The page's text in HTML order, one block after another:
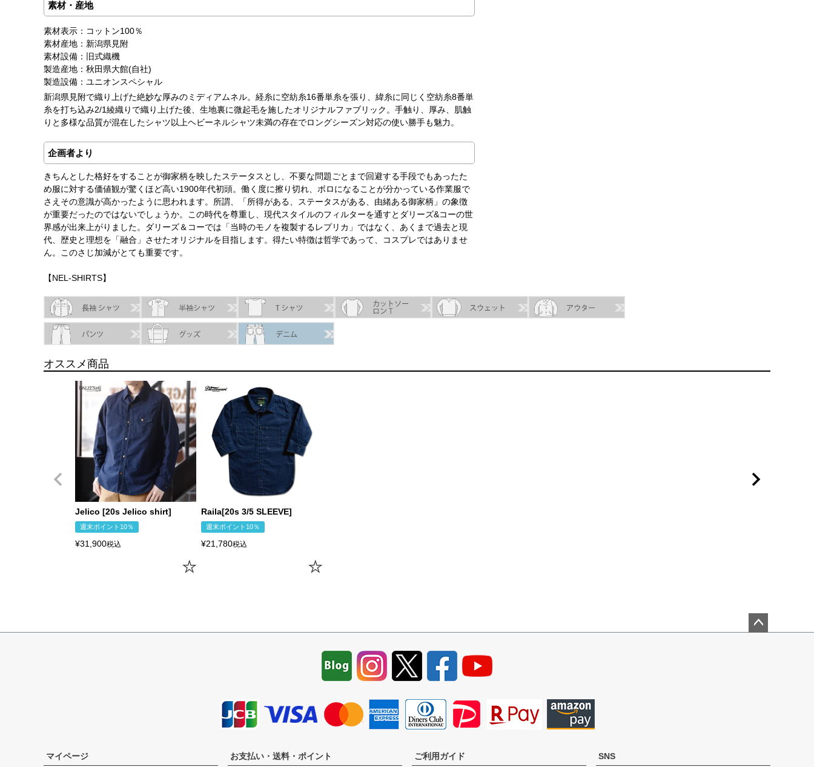
素材・産地
素材表示：コットン100％
素材産地：新潟県見附
素材設備：旧式織機
製造産地：秋田県大館(自社)
製造設備：ユニオンスペシャル
新潟県見附で織り上げた絶妙な厚みのミディアムネル。経糸に空紡糸16番単糸を張り、緯糸に同じく空紡糸8番単
糸を打ち込み2/1綾織りで織り上げた後、生地裏に微起毛を施したオリジナルファブリック。手触り、厚み、肌触
りと多様な品質が混在したシャツ以上ヘビーネルシャツ未満の存在でロングシーズン対応の使い勝手も魅力。
企画者より
きちんとした格好をすることが御家柄を映したステータスとし、不要な問題ごとまで回避する手段でもあったた
め服に対する価値観が驚くほど高い1900年代初頭。働く度に擦り切れ、ボロになることが分かっている作業服で
さえその意識が高かったように思われます。所謂、「所得がある、ステータスがある、由緒ある御家柄」の象徴
が重要だったのではないでしょうか。この時代を尊重し、現代スタイルのフィルターを通すとダリーズ&コーの世
界感が出来上がりました。ダリーズ＆コーでは「当時のモノを複製するレプリカ」ではなく、あくまで過去と現
代、歴史と理想を「融合」させたオリジナルを目指します。得たい特徴は哲学であって、コスプレではありませ
ん。このさじ加減がとても重要です。
【NEL-SHIRTS】
身丈 身幅 袖丈
13.5(XS)
64.0cm 49.0cm57.0cm
43.0cm
67.0cm52.0cm58.5cm44.0cm
70.0cm55.0cm 60.0cm
45.0cm
73.0cm 58.0cm
46.0cm
17.5(XL)
76.0cm 61.0cm
47.0cm
49.0cm
オススメ商品
Jelico [20s Jelico shirt]
週末ポイント10％
¥31,900税込
Raila[20s 3/5 SLEEVE]
週末ポイント10％
¥21,780税込
マイページ お支払い・送料・ポイント ご利用ガイド SNS